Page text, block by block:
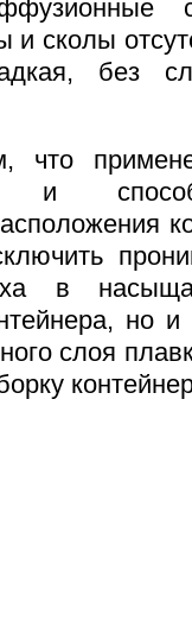
и сколы
без
что
и
в
но
слоя